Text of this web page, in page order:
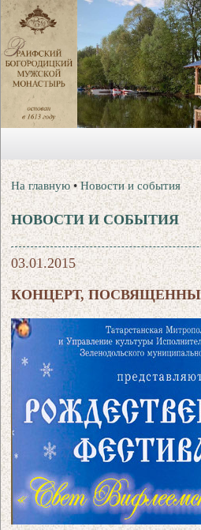
На главную •Новости и события
НОВОСТИ И СОБЫТИЯ
03.01.2015
КОНЦЕРТ,